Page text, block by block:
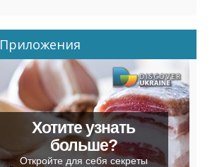
Приложения
Хотите узнать
больше?
Откройте для себя секреты